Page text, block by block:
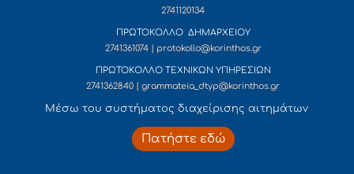
2741120134
ΠΡΩΤΟΚΟΛΛΟ ΔΗΜΑΡΧΕΙΟΥ
2741361074 | protokollo@korinthos.gr
ΠΡΩΤΟΚΟΛΛΟ ΤΕΧΝΙΚΩΝ ΥΠΗΡΕΣΙΩΝ
2741362840 | grammateia_dtyp@korinthos.gr
Mέσω του συστήματος διαχείρισης αιτημάτων
Πατήστε εδώ